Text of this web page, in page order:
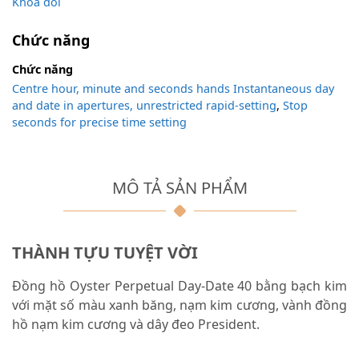
MÔ TẢ SẢN PHẨM
THÀNH TỰU TUYỆT VỜI
Đồng hồ Oyster Perpetual Day-Date 40 bằng bạch kim
với mặt số màu xanh băng, nạm kim cương, vành đồng
hồ nạm kim cương và dây đeo President.
Chức năng
Chức năng
Centre hour, minute and seconds hands Instantaneous day
and date in apertures, unrestricted rapid-setting, Stop
seconds for precise time setting